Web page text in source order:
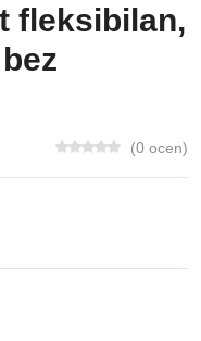
fleksibilan,
(0 ocen)